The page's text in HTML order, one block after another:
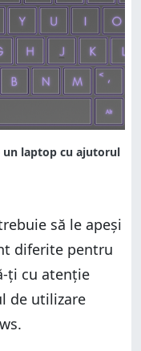
să le apeși
diferite pentru
ți cu atenție
de utilizare